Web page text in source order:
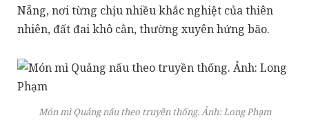
Nẵng, nơi từng chịu nhiều khắc nghiệt của thiên
nhiên, đất đai khô cằn, thường xuyên hứng bão.
Món mì Quảng nấu theo truyền thống. Ảnh:Long Phạm